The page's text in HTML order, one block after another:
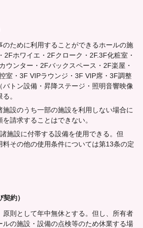
のために利用することができるホールの施
2Fホワイエ・2Fクローク・2F.3F化粧室・
ウンター・2Fバックスペース・2F楽屋・
室・3F VIPラウンジ・3F VIP席・3F調整
バトン設備・昇降ステージ・照明音響映像
。
施設のうち一部の施設を利用しない場合に
請求することはできない。
施設に付帯する設備を使用できる。但
料その他の使用条件については第13条の定
約）
原則として年中無休とする。但し、所有者
ルの施設・設備の点検等のため休業する場